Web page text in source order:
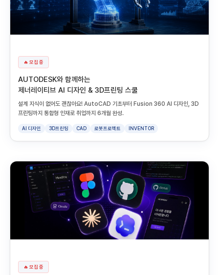
🔥 모집 중
AUTODESK와 함께하는
제너레이티브 AI 디자인 & 3D프린팅 스쿨
설계 지식이 없어도 괜찮아요! AutoCAD 기초부터 Fusion 360 AI 디자인, 3D
프린팅까지 통합형 인재로 취업까지 6개월 완성.
AI 디자인 3D프린팅 CAD 로봇프로젝트 INVENTOR
🔥 모집 중